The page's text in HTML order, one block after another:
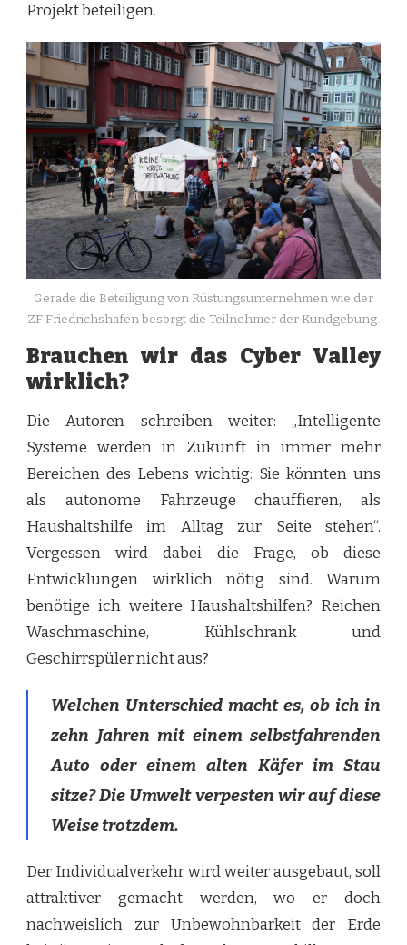
Projekt beteiligen.
Gerade die Beteiligung von Rüstungsunternehmen wie der
ZF Friedrichshafen besorgt die Teilnehmer der Kundgebung.
Brauchen wir das Cyber Valley
wirklich?
Die Autoren schreiben weiter: „Intelligente
Systeme werden in Zukunft in immer mehr
Bereichen des Lebens wichtig: Sie könnten uns
als autonome Fahrzeuge chauffieren, als
Haushaltshilfe im Alltag zur Seite stehen“.
Vergessen wird dabei die Frage, ob diese
Entwicklungen wirklich nötig sind. Warum
benötige ich weitere Haushaltshilfen? Reichen
Waschmaschine, Kühlschrank und
Geschirrspüler nicht aus?
Welchen Unterschied macht es, ob ich in
zehn Jahren mit einem selbstfahrenden
Auto oder einem alten Käfer im Stau
sitze? Die Umwelt verpesten wir auf diese
Weise trotzdem.
Der Individualverkehr wird weiter ausgebaut, soll
attraktiver gemacht werden, wo er doch
nachweislich zur Unbewohnbarkeit der Erde